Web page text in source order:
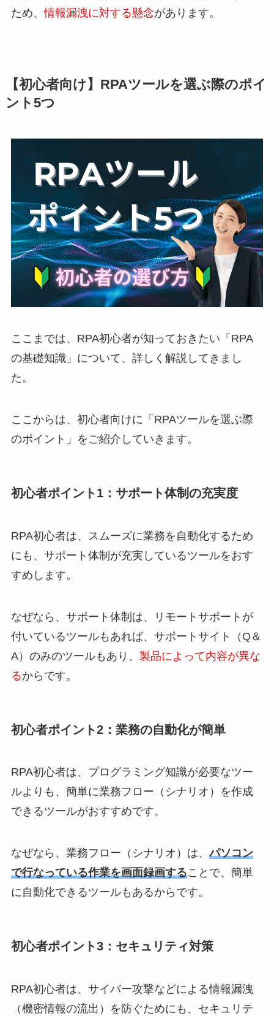
ため、情報漏洩に対する懸念があります。
【初心者向け】RPAツールを選ぶ際のポイ
ント5つ
ここまでは、RPA初心者が知っておきたい「RPA
の基礎知識」について、詳しく解説してきまし
た。
ここからは、初心者向けに「RPAツールを選ぶ際
のポイント」をご紹介していきます。
初心者ポイント1：サポート体制の充実度
RPA初心者は、スムーズに業務を自動化するため
にも、サポート体制が充実しているツールをおす
すめします。
なぜなら、サポート体制は、リモートサポートが
付いているツールもあれば、サポートサイト（Q＆
A）のみのツールもあり、 製品によって内容が異な
るからです。
初心者ポイント2：業務の自動化が簡単
RPA初心者は、プログラミング知識が必要なツー
ルよりも、簡単に業務フロー（シナリオ）を作成
できるツールがおすすめです。
なぜなら、業務フロー（シナリオ）は、パソコン
で行なっている作業を画面録画することで、簡単
に自動化できるツールもあるからです。
初心者ポイント3：セキュリティ対策
RPA初心者は、サイバー攻撃などによる情報漏洩
（機密情報の流出）を防ぐためにも、セキュリテ